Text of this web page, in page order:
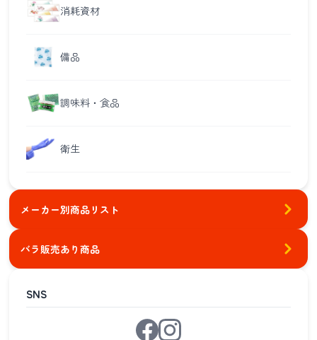
消耗資材
備品
調味料・食品
衛生
メーカー別商品リスト
バラ販売あり商品
SNS